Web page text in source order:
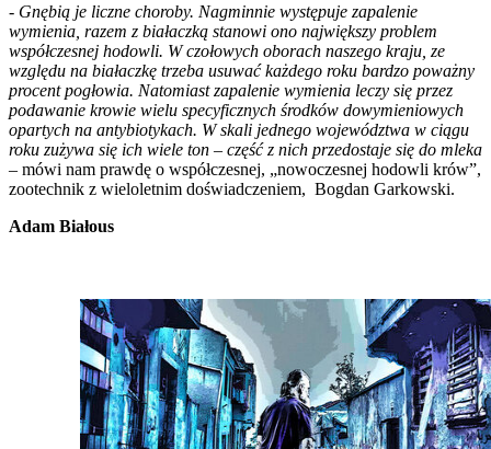
- Gnębią je liczne choroby. Nagminnie występuje zapalenie
wymienia, razem z białaczką stanowi ono największy problem
współczesnej hodowli. W czołowych oborach naszego kraju, ze
względu na białaczkę trzeba usuwać każdego roku bardzo poważny
procent pogłowia. Natomiast zapalenie wymienia leczy się przez
podawanie krowie wielu specyficznych środków dowymieniowych
opartych na antybiotykach. W skali jednego województwa w ciągu
roku zużywa się ich wiele ton – część z nich przedostaje się do mleka
– mówi nam prawdę o współczesnej, „nowoczesnej hodowli krów”,
zootechnik z wieloletnim doświadczeniem, Bogdan Garkowski.
Adam Białous